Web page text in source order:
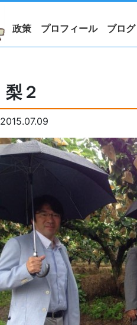
政策 プロフィール ブログ
梨２
2015.07.09